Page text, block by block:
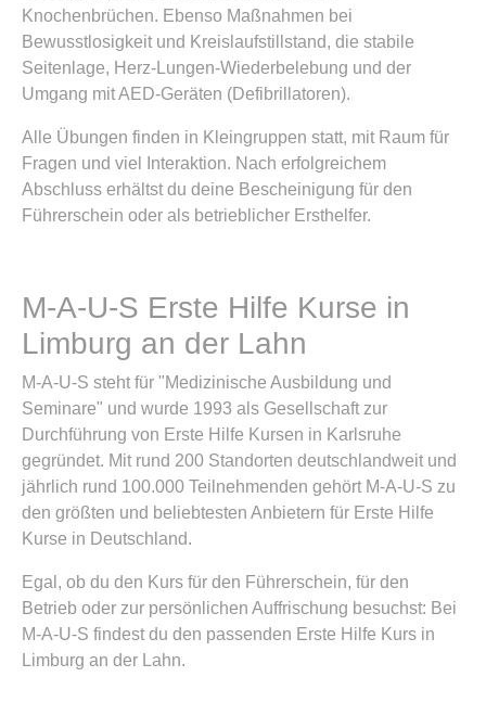
Knochenbrüchen. Ebenso Maßnahmen bei
Bewusstlosigkeit und Kreislaufstillstand, die stabile
Seitenlage, Herz-Lungen-Wiederbelebung und der
Umgang mit AED-Geräten (Defibrillatoren).
Alle Übungen finden in Kleingruppen statt, mit Raum für
Fragen und viel Interaktion. Nach erfolgreichem
Abschluss erhältst du deine Bescheinigung für den
Führerschein oder als betrieblicher Ersthelfer.
M-A-U-S Erste Hilfe Kurse in
Limburg an der Lahn
M-A-U-S steht für "Medizinische Ausbildung und
Seminare" und wurde 1993 als Gesellschaft zur
Durchführung von Erste Hilfe Kursen in Karlsruhe
gegründet. Mit rund 200 Standorten deutschlandweit und
jährlich rund 100.000 Teilnehmenden gehört M-A-U-S zu
den größten und beliebtesten Anbietern für Erste Hilfe
Kurse in Deutschland.
Egal, ob du den Kurs für den Führerschein, für den
Betrieb oder zur persönlichen Auffrischung besuchst: Bei
M-A-U-S findest du den passenden Erste Hilfe Kurs in
Limburg an der Lahn.